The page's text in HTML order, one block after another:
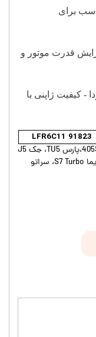
برای
قدرت موتور و
- کیفیت ژاپنی با
LFR6C11 91823
مناسب برای: رانا، پژو 206 تیپ 5،پژو 207،پژو 405SLX،پارس TU5، جک J5
دستی، دانگ فنگ H30Cross، هایما S5 Turbo، هایما S7 Turbo، سراتو